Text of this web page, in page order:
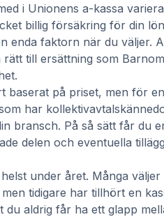
i Unionens a-kassa
billig försäkring för din
enda faktorn när du väljer.
till ersättning som
baserat på priset, men för en
har
bransch. På så sätt får du
delen och eventuella
under året. Många
men tidigare har tillhört en
du aldrig får ha ett glapp